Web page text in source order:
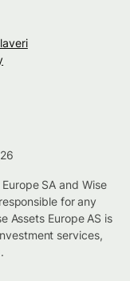
SA and Wise
for any
Assets Europe AS is
services,